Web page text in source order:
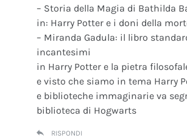
– Storia della Magia di Bathilda
in: Harry Potter e i doni della
– Miranda Gadula: il libro
incantesimi
in Harry Potter e la pietra
e visto che siamo in tema Harry
e biblioteche immaginarie va
biblioteca di Hogwarts
RISPONDI